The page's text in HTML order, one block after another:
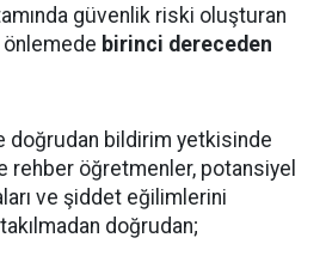
güvenlik riski oluşturan
birinci dereceden
doğrudan bildirim yetkisinde
rehber öğretmenler, potansiyel
ve şiddet eğilimlerini
doğrudan;